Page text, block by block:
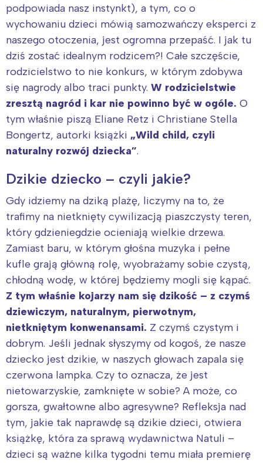
podpowiada nasz instynkt), a tym, co o
wychowaniu dzieci mówią samozwańczy eksperci z
naszego otoczenia, jest ogromna przepaść. I jak tu
dziś zostać idealnym rodzicem?! Całe szczęście,
rodzicielstwo to nie konkurs, w którym zdobywa
się nagrody albo traci punkty. W rodzicielstwie
zresztą nagród i kar nie powinno być w ogóle. O
tym właśnie piszą Eliane Retz i Christiane Stella
Bongertz, autorki książki „Wild child, czyli
naturalny rozwój dziecka”.
Dzikie dziecko – czyli jakie?
Gdy idziemy na dziką plażę, liczymy na to, że
trafimy na nietknięty cywilizacją piaszczysty teren,
który gdzieniegdzie ocieniają wielkie drzewa.
Zamiast baru, w którym głośna muzyka i pełne
kufle grają główną rolę, wyobrażamy sobie czystą,
chłodną wodę, w której będziemy mogli się kąpać.
Z tym właśnie kojarzy nam się dzikość – z czymś
dziewiczym, naturalnym, pierwotnym,
nietkniętym konwenansami. Z czymś czystym i
dobrym. Jeśli jednak słyszymy od kogoś, że nasze
dziecko jest dzikie, w naszych głowach zapala się
czerwona lampka. Czy to oznacza, że jest
nietowarzyskie, zamknięte w sobie? A może, co
gorsza, gwałtowne albo agresywne? Refleksja nad
tym, jakie tak naprawdę są dzikie dzieci, otwiera
książkę, która za sprawą wydawnictwa Natuli –
dzieci są ważne kilka tygodni temu miała premierę